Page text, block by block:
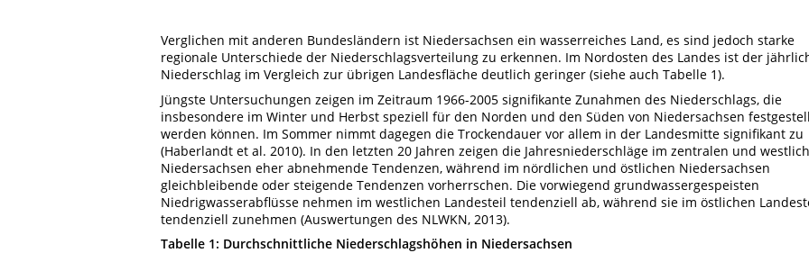
Verglichen mit anderen Bundesländern ist Niedersachsen ein wasserreiches Land, es sind jedoch starke
regionale Unterschiede der Niederschlagsverteilung zu erkennen. Im Nordosten des Landes ist der
Niederschlag im Vergleich zur übrigen Landesfläche deutlich geringer (siehe auch Tabelle 1).
Jüngste Untersuchungen zeigen im Zeitraum 1966-2005 signifikante Zunahmen des Niederschlags, die
insbesondere im Winter und Herbst speziell für den Norden und den Süden von Niedersachsen
werden können. Im Sommer nimmt dagegen die Trockendauer vor allem in der Landesmitte signifikant zu
(Haberlandt et al. 2010). In den letzten 20 Jahren zeigen die Jahresniederschläge im zentralen und
Niedersachsen eher abnehmende Tendenzen, während im nördlichen und östlichen Niedersachsen
gleichbleibende oder steigende Tendenzen vorherrschen. Die vorwiegend grundwassergespeisten
Niedrigwasserabflüsse nehmen im westlichen Landesteil tendenziell ab, während sie im östlichen
tendenziell zunehmen (Auswertungen des NLWKN, 2013).
Tabelle 1: Durchschnittliche Niederschlagshöhen in Niedersachsen